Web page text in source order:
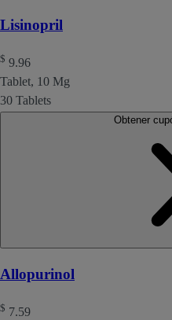
Lisinopril
$ 9.96
Tablet, 10 Mg
30 Tablets
Allopurinol
$ 7.59